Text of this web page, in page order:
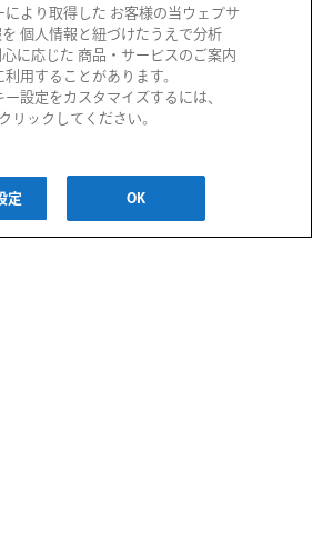
神戸阪急
阪神・にしのみや
により取得した お客様の当ウェブサ
個人情報と紐づけたうえで分析
に応じた 商品・サービスのご案内
用することがあります。
設定をカスタマイズするには、
リックしてください。
定 OK